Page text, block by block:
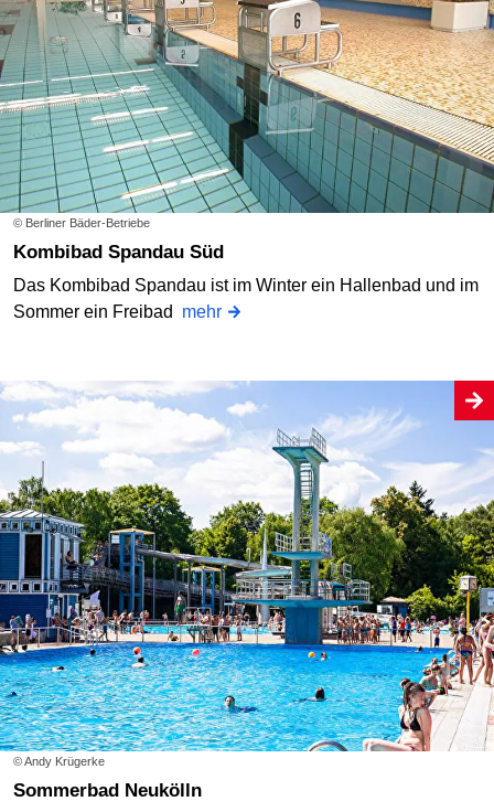
© Berliner Bäder-Betriebe
Kombibad Spandau Süd
Das Kombibad Spandau ist im Winter ein Hallenbad und im
Sommer ein Freibad mehr
© Andy Krügerke
Sommerbad Neukölln